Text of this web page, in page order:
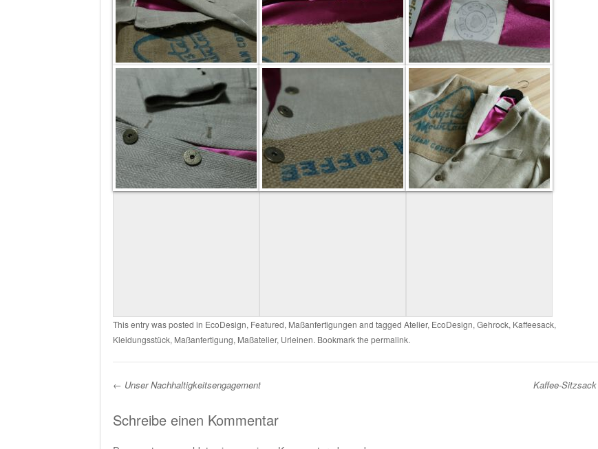
This entry was posted in EcoDesign, Featured, Maßanfertigungen and tagged Atelier, EcoDesign, Gehrock, Kaffeesack,
Kleidungsstück, Maßanfertigung, Maßatelier, Urleinen. Bookmark the permalink.
Post navigation
← Unser Nachhaltigkeitsengagement Kaffee-Sitzsack
Schreibe einen Kommentar